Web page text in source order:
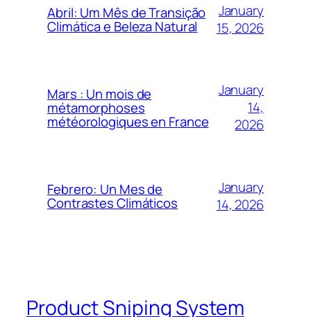
Abril: Um Mês de Transição
Climática e Beleza Natural
January
15, 2026
Mars : Un mois de
métamorphoses
météorologiques en France
January
14,
2026
Febrero: Un Mes de
Contrastes Climáticos
January
14, 2026
Product Sniping System